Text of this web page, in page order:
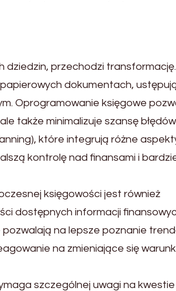
dziedzin, przechodzi transformację.
dokumentach,
Oprogramowanie księgowe
także minimalizuje szansę
które integrują różne
kontrolę nad finansami i
księgowości jest również
dostępnych informacji
na lepsze poznanie
na zmieniające się
szczególnej uwagi na kwestie